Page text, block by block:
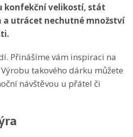
konfekční velikostí, stát
a utrácet nechutné množství
Přinášíme vám inspiraci na
takového dárku můžete
návštěvou u přátel či